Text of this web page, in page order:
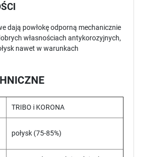
dają powłokę odporną mechanicznie
własnościach antykorozyjnych,
nawet w warunkach
TRIBO i KORONA
połysk (75-85%)